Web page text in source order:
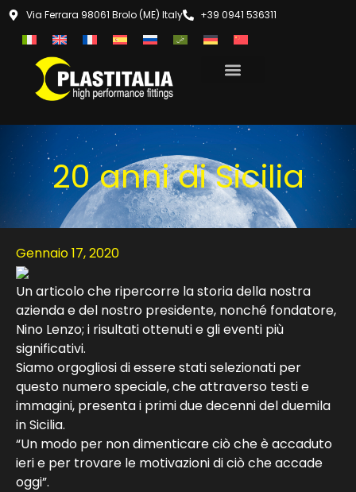
Via Ferrara 98061 Brolo (ME) Italy +39 0941 536311
20 anni di Sicilia
Gennaio 17, 2020
Un articolo che ripercorre la storia della nostra
azienda e del nostro presidente, nonché fondatore,
Nino Lenzo; i risultati ottenuti e gli eventi più
significativi.
Siamo orgogliosi di essere stati selezionati per
questo numero speciale, che attraverso testi e
immagini, presenta i primi due decenni del duemila
in Sicilia.
“Un modo per non dimenticare ciò che è accaduto
ieri e per trovare le motivazioni di ciò che accade
oggi”.